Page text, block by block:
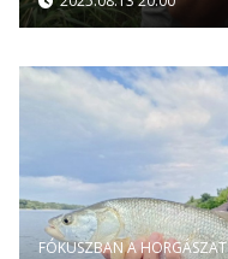
FÓKUSZBAN A HORGÁSZAT